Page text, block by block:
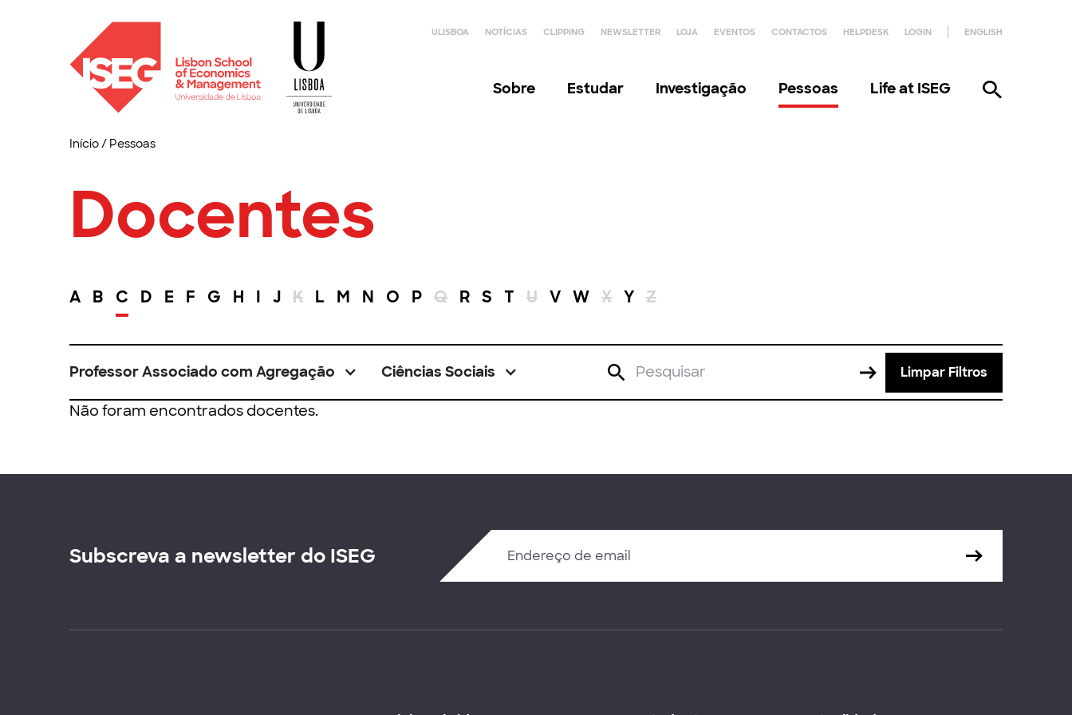
ULISBOA NOTÍCIAS CLIPPING NEWSLETTER LOJA EVENTOS CONTACTOS HELPDESK LOGIN ENGLISH
Sobre Estudar Investigação Pessoas Life at ISEG
Início/ Pessoas
Docentes
A B C D E F G H I J K L M N O P Q R S T U V W X Y Z
Professor Associado com Agregação Ciências Sociais Limpar Filtros
Não foram encontrados docentes.
Subscreva a newsletter do ISEG